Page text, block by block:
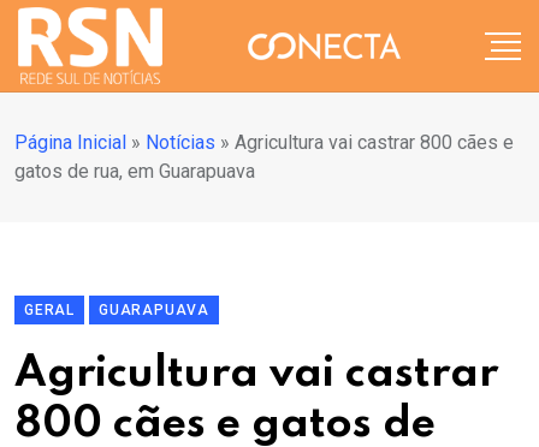
Página Inicial » Notícias » Agricultura vai castrar 800 cães e
gatos de rua, em Guarapuava
GERAL GUARAPUAVA
Agricultura vai castrar
800 cães e gatos de